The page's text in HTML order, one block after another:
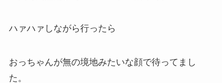
ハァハァしながら行ったら
おっちゃんが無の境地みたいな顔で待ってまし
た。